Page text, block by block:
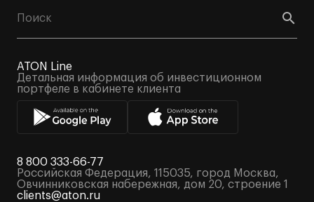
ATON Line
Детальная информация об инвестиционном
портфеле в кабинете клиента
8 800 333-66-77
Российская Федерация, 115035, город Москва,
Овчинниковская набережная, дом 20, строение 1
clients@aton.ru